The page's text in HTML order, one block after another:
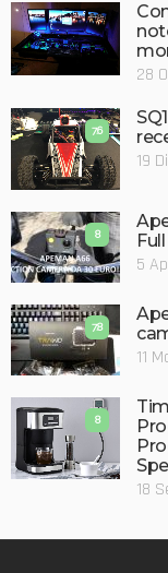
28
7.6
19
8
5
7.8
11
8
18